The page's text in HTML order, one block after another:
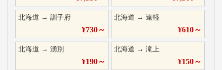
北海道 → 訓子府
¥730～
北海道 →遠軽
¥610～
北海道 → 湧別
¥190～
北海道 →滝上
¥150～